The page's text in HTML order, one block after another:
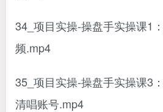
34_项目实操-操盘手实操课1
频.mp4
35_项目实操-操盘手实操课3
清唱账号.mp4